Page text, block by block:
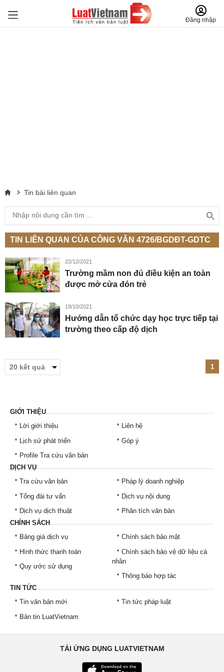
Đăng nhập
Tin bài liên quan
TIN LIÊN QUAN CỦA CÔNG VĂN 4726/BGDĐT-GDTC
22/12/2021
Trường mầm non đủ điều kiện an toàn
được mở cửa đón trẻ
19/10/2021
Hướng dẫn tổ chức dạy học trực tiếp tại
trường theo cấp độ dịch
1
GIỚI THIỆU
Lời giới thiệu
Lịch sử phát triển
Profile Tra cứu văn bản
Liên hệ
Góp ý
DỊCH VỤ
Tra cứu văn bản
Tổng đài tư vấn
Dịch vụ dịch thuật
Pháp lý doanh nghiệp
Dịch vụ nội dung
Phân tích văn bản
CHÍNH SÁCH
Bảng giá dịch vụ
Hình thức thanh toán
Quy ước sử dụng
Chính sách bảo mật
Chính sách bảo vệ dữ liệu cá
nhân
Thông báo hợp tác
TIN TỨC
Tin văn bản mới
Bản tin LuatVietnam
Tin tức pháp luật
TẢI ỨNG DỤNG LUATVIETNAM